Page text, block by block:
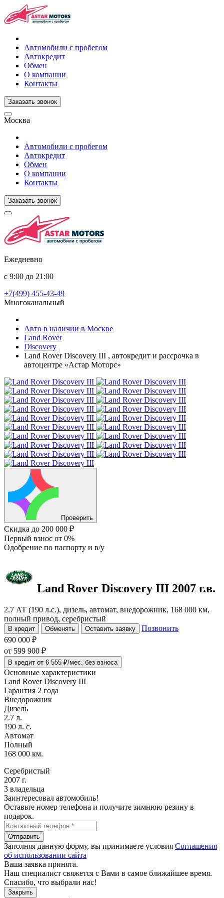
Автомобили с пробегом
Автокредит
Обмен
О компании
Контакты
Заказать звонок
Москва
Автомобили с пробегом
Автокредит
Обмен
О компании
Контакты
Заказать звонок
Ежедневно
с 9:00 до 21:00
+7(499) 455-43-49
Многоканальный
Авто в наличии в Москве
Land Rover
Discovery
Land Rover Discovery III , автокредит и рассрочка в
автоцентре «Астар Моторс»
Проверить
Скидка до 200 000 ₽
Первый взнос от 0%
Одобрение по паспорту и в/у
Land Rover Discovery III 2007 г.в.
2.7 АТ (190 л.с.), дизель, автомат, внедорожник, 168 000 км,
полный привод, серебристый
В кредит Обменять Оставить заявку
Позвонить
690 000 ₽
от 599 900 ₽
В кредит от 6 555 ₽/мес. без взноса
Основные характеристики
Land Rover Discovery III
Гарантия 2 года
Внедорожник
Дизель
2.7 л.
190 л. с.
Автомат
Полный
168 000 км.
Серебристый
2007 г.
3 владельца
Заинтересовал автомобиль!
Оставьте номер телефона и получите зимнюю резину в
подарок.
Отправить
Заполняя данную форму, вы принимаете условия Соглашения
об использовании сайта
Ваша заявка принята.
Наш специалист свяжется с Вами в самое ближайшее время.
Спасибо, что выбрали нас!
Закрыть